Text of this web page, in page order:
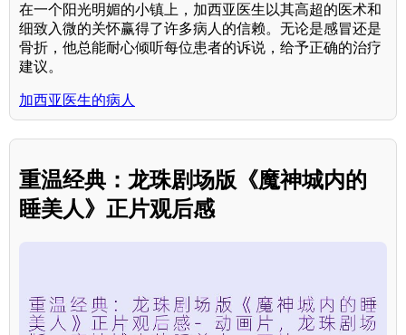
在一个阳光明媚的小镇上，加西亚医生以其高超的医术和
细致入微的关怀赢得了许多病人的信赖。无论是感冒还是
骨折，他总能耐心倾听每位患者的诉说，给予正确的治疗
建议。
加西亚医生的病人
重温经典：龙珠剧场版《魔神城内的
睡美人》正片观后感